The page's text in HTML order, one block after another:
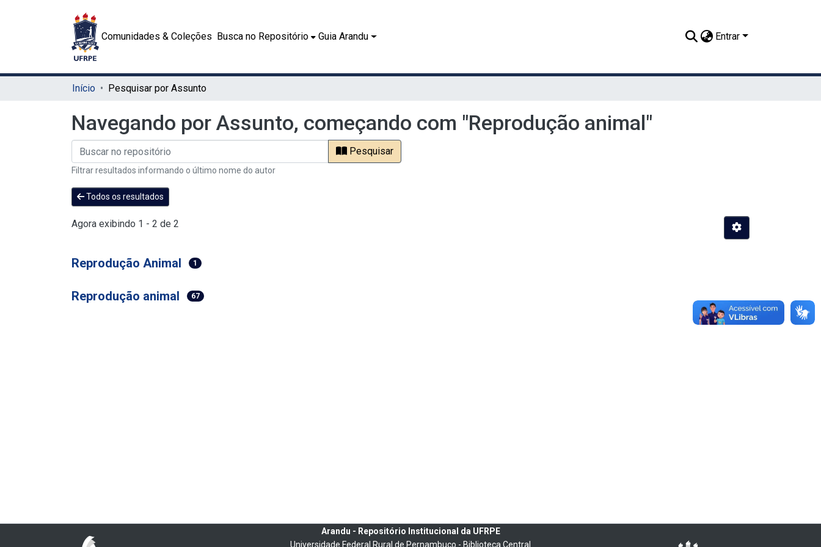
Comunidades & Coleções Busca no Repositório Guia Arandu Entrar
Início Pesquisar por Assunto
Navegando por Assunto, começando com "Reprodução animal"
Pesquisar
Filtrar resultados informando o último nome do autor
Todos os resultados
Agora exibindo 1 - 2 de 2
Reprodução Animal 1
Reprodução animal 67
Arandu - Repositório Institucional da UFRPE
Universidade Federal Rural de Pernambuco - Biblioteca Central